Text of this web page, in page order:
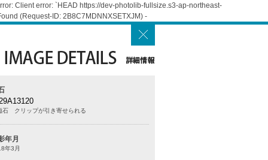
Client error: `HEAD https://dev-photolib-fullsize.s3-ap-northeast-
(Request-ID: 2B8C7MDNNXSETXJM) -
石 クリップが引き寄せられる
年月
年3月